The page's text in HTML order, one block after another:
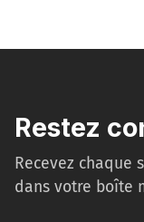
Restez
Recevez chaque
dans votre boîte